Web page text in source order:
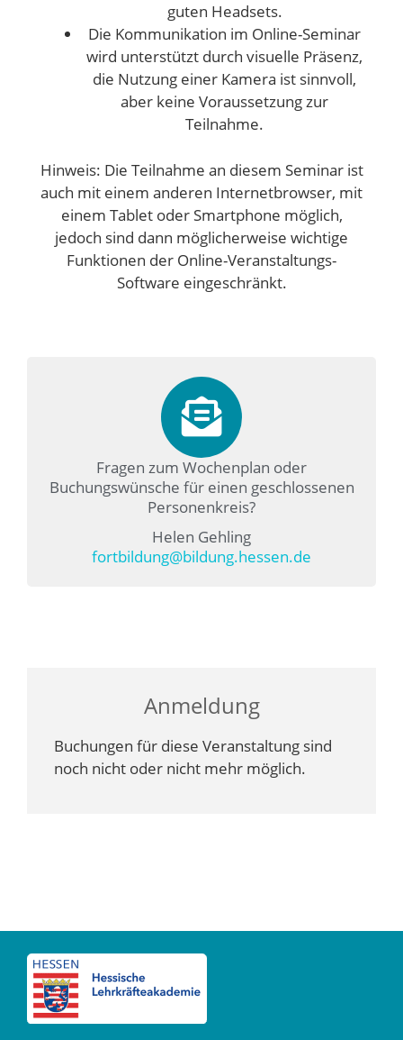
guten Headsets.
Die Kommunikation im Online-Seminar
wird unterstützt durch visuelle Präsenz,
die Nutzung einer Kamera ist sinnvoll,
aber keine Voraussetzung zur
Teilnahme.
Hinweis: Die Teilnahme an diesem Seminar ist
auch mit einem anderen Internetbrowser, mit
einem Tablet oder Smartphone möglich,
jedoch sind dann möglicherweise wichtige
Funktionen der Online-Veranstaltungs-
Software eingeschränkt.
Fragen zum Wochenplan oder
Buchungswünsche für einen geschlossenen
Personenkreis?
Helen Gehling
fortbildung@bildung.hessen.de
Anmeldung
Buchungen für diese Veranstaltung sind
noch nicht oder nicht mehr möglich.